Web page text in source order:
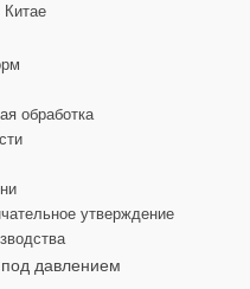
обработка
утверждение
давлением